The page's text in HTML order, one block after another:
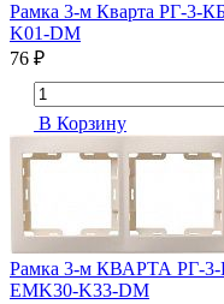
Рамка 3-м Кварта РГ-3-
K01-DM
76 ₽
В Корзину
Рамка 3-м КВАРТА РГ-3-
EMK30-K33-DM